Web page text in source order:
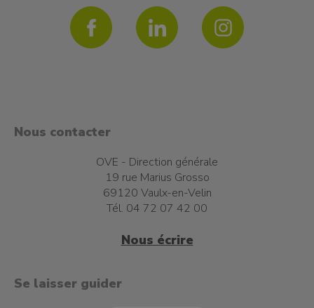
Nous contacter
OVE - Direction générale
19 rue Marius Grosso
69120 Vaulx-en-Velin
Tél. 04 72 07 42 00
Nous écrire
Se laisser guider